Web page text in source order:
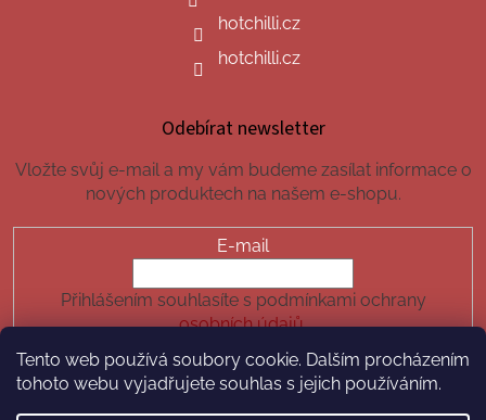
Tento web používá soubory cookie. Dalším procházením
tohoto webu vyjadřujete souhlas s jejich používáním.
hotchilli.cz
hotchilli.cz
Odebírat newsletter
Vložte svůj e-mail a my vám budeme zasílat informace o
nových produktech na našem e-shopu.
E-mail
Přihlášením souhlasíte s podmínkami ochrany
osobních údajů.
PŘIHLÁSIT SE